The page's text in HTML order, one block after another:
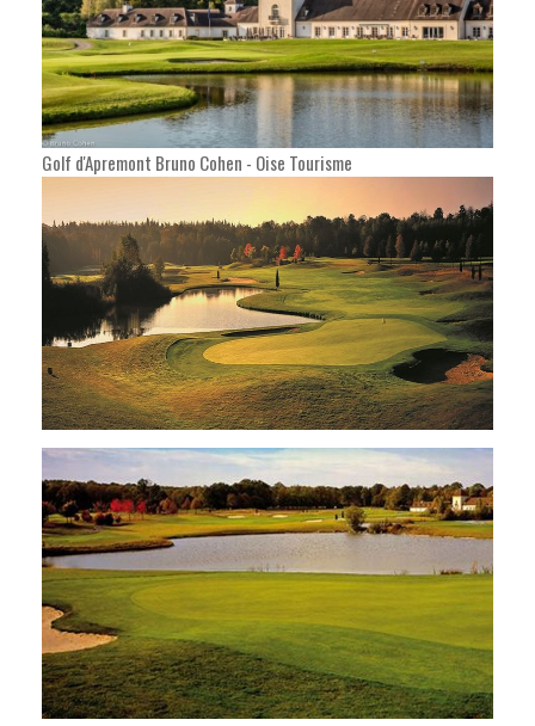
Golf d'Apremont Bruno Cohen - Oise Tourisme